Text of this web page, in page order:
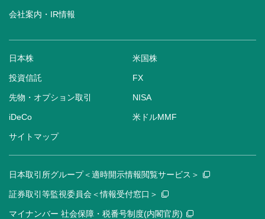
会社案内・IR情報
日本株 米国株
投資信託 FX
先物・オプション取引 NISA
iDeCo 米ドルMMF
サイトマップ
日本取引所グループ＜適時開示情報閲覧サービス＞
証券取引等監視委員会＜情報受付窓口＞
マイナンバー 社会保障・税番号制度(内閣官房)